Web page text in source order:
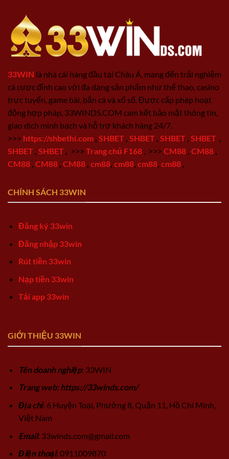
33WIN là nhà cái hàng đầu tại Châu Á, mang đến trải nghiệm
cá cược đỉnh cao với đa dạng sản phẩm như thể thao, casino
trực tuyến, game bài, bắn cá và xổ số. Được cấp phép hoạt
động hợp pháp, 33WINDS.COM cam kết bảo mật thông tin,
giao dịch minh bạch và hỗ trợ khách hàng 24/7.
>>> https://shbethi.com SHBET SHBET SHBET SHBET
SHBET SHBET >>> Trang chủ F168 >>> CM88 CM88
CM88 CM88 CM88 cm88 cm88 cm88 cm88
CHÍNH SÁCH 33WIN
Đăng ký 33win
Đăng nhập 33win
Rút tiền 33win
Nạp tiền 33win
Tải app 33win
GIỚI THIỆU 33WIN
Tên doanh nghiệp: 33WIN
Trang web: https://33winds.com/
Địa chỉ: 6 Huyện Toại, Phường 8, Quận 11, Hồ Chí Minh,
Việt Nam
Email: 33winds.com@gmail.com
Điện thoại: 0911009870